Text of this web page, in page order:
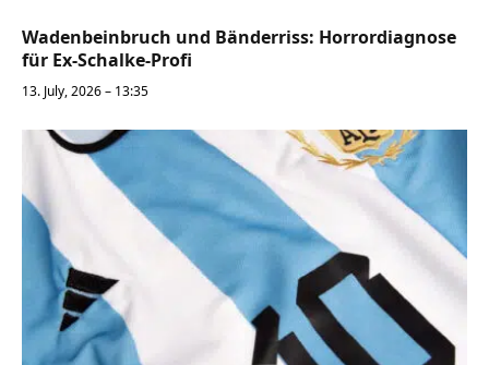
Wadenbeinbruch und Bänderriss: Horrordiagnose
für Ex-Schalke-Profi
13. July, 2026 – 13:35